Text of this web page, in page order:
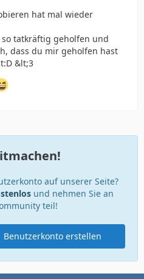
hat mal wieder
tatkräftig geholfen und
dass du mir geholfen hast
&lt;3
auf unserer Seite?
und nehmen Sie an
teil!
Benutzerkonto erstellen